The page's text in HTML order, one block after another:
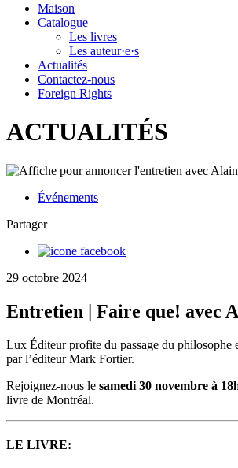
Maison
Catalogue
Les livres
Les auteur·e·s
Actualités
Contactez-nous
Foreign Rights
ACTUALITÉS
Événements
Partager
29 octobre 2024
Entretien | Faire que! avec
Lux Éditeur profite du passage du philosophe
par l’éditeur Mark Fortier.
Rejoignez-nous le samedi 30 novembre à
livre de Montréal.
LE LIVRE: